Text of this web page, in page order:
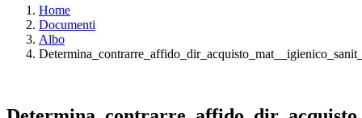
Home
Documenti
Albo